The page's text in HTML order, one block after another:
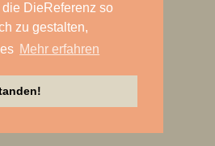
DieReferenz so
zu gestalten,
Mehr erfahren